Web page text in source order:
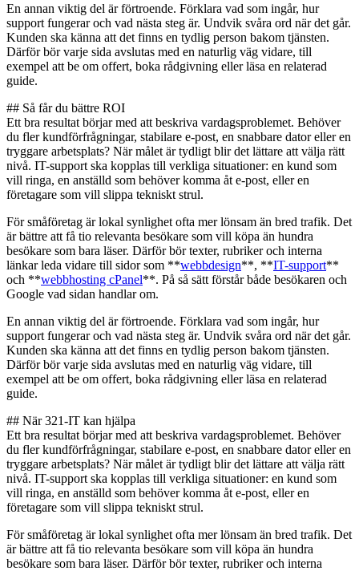
En annan viktig del är förtroende. Förklara vad som ingår, hur
support fungerar och vad nästa steg är. Undvik svåra ord när det går.
Kunden ska känna att det finns en tydlig person bakom tjänsten.
Därför bör varje sida avslutas med en naturlig väg vidare, till
exempel att be om offert, boka rådgivning eller läsa en relaterad
guide.
## Så får du bättre ROI
Ett bra resultat börjar med att beskriva vardagsproblemet. Behöver
du fler kundförfrågningar, stabilare e-post, en snabbare dator eller en
tryggare arbetsplats? När målet är tydligt blir det lättare att välja rätt
nivå. IT-support ska kopplas till verkliga situationer: en kund som
vill ringa, en anställd som behöver komma åt e-post, eller en
företagare som vill slippa tekniskt strul.
För småföretag är lokal synlighet ofta mer lönsam än bred trafik. Det
är bättre att få tio relevanta besökare som vill köpa än hundra
besökare som bara läser. Därför bör texter, rubriker och interna
länkar leda vidare till sidor som **webbdesign**, **IT-support**
och **webbhosting cPanel**. På så sätt förstår både besökaren och
Google vad sidan handlar om.
En annan viktig del är förtroende. Förklara vad som ingår, hur
support fungerar och vad nästa steg är. Undvik svåra ord när det går.
Kunden ska känna att det finns en tydlig person bakom tjänsten.
Därför bör varje sida avslutas med en naturlig väg vidare, till
exempel att be om offert, boka rådgivning eller läsa en relaterad
guide.
## När 321-IT kan hjälpa
Ett bra resultat börjar med att beskriva vardagsproblemet. Behöver
du fler kundförfrågningar, stabilare e-post, en snabbare dator eller en
tryggare arbetsplats? När målet är tydligt blir det lättare att välja rätt
nivå. IT-support ska kopplas till verkliga situationer: en kund som
vill ringa, en anställd som behöver komma åt e-post, eller en
företagare som vill slippa tekniskt strul.
För småföretag är lokal synlighet ofta mer lönsam än bred trafik. Det
är bättre att få tio relevanta besökare som vill köpa än hundra
besökare som bara läser. Därför bör texter, rubriker och interna